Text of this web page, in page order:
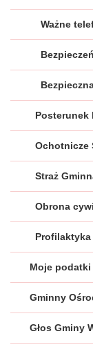
Ważne
Posterunek
Ochotnicze
Straż
Obrona
Profilaktyka
Moje podatki
Gminny
Głos Gminy